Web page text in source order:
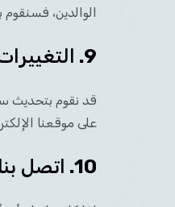
الوالدين،
9.
قد نقوم بتحديث
على موقعنا
10. اتصل بنا